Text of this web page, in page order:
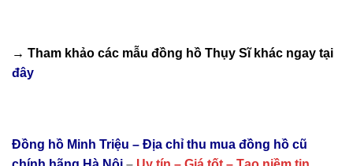
→ Tham khảo các mẫu đồng hồ Thụy Sĩkhác ngay tại
đây
Đồng hồ Minh Triệu – Địa chỉ thu mua đồng hồ cũ